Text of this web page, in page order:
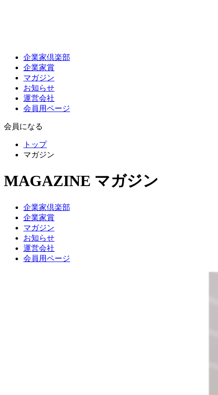
企業家倶楽部
企業家賞
マガジン
お知らせ
運営会社
会員用ページ
会員になる
トップ
マガジン
MAGAZINE マガジン
企業家倶楽部
企業家賞
マガジン
お知らせ
運営会社
会員用ページ